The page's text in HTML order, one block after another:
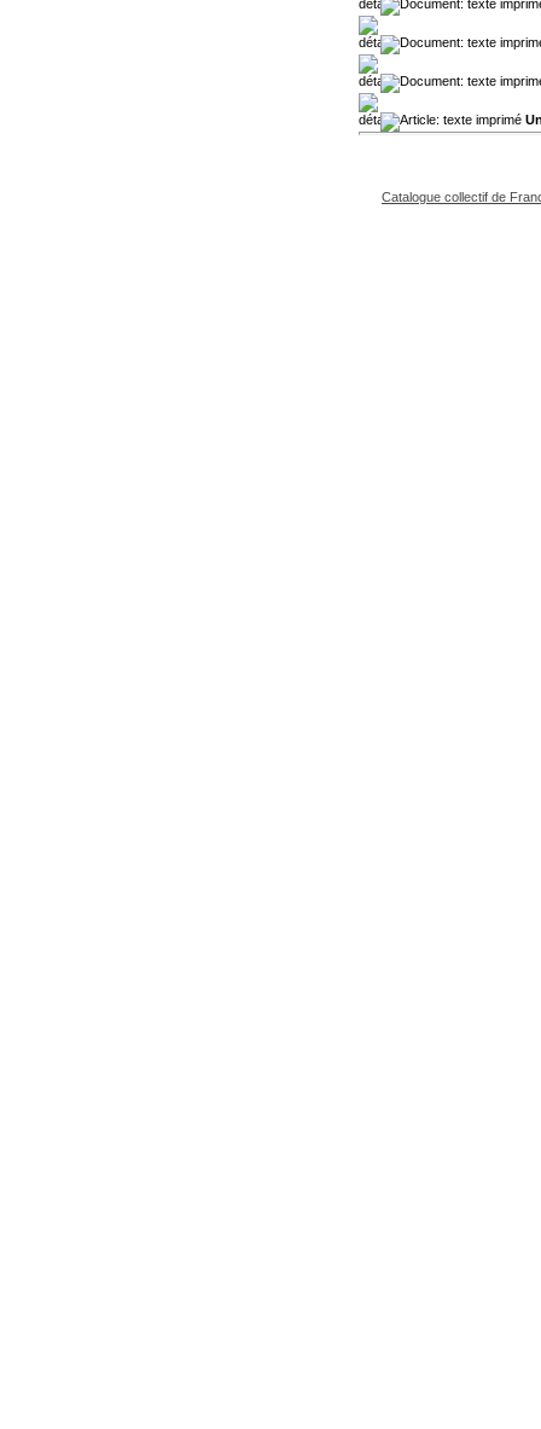
Catalogue collectif de